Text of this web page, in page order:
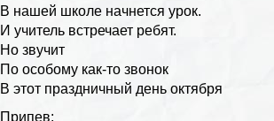
В нашей школе начнется урок.
И учитель встречает ребят.
Но звучит
По особому как-то звонок
В этот праздничный день октября
Припев: